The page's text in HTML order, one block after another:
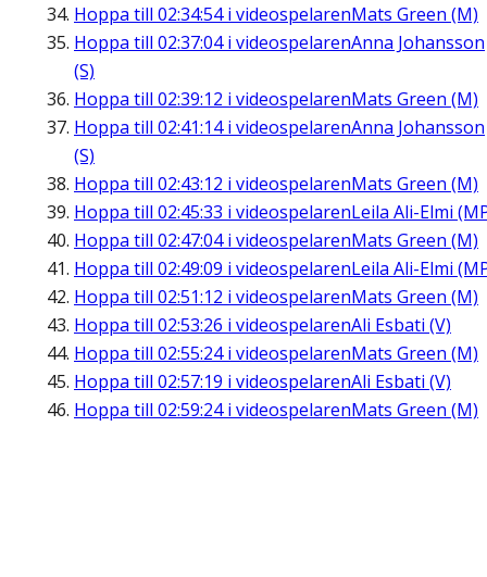
Hoppa till 02:34:54i videospelarenMats Green (M)
Hoppa till 02:37:04i videospelarenAnna Johansson
(S)
Hoppa till 02:39:12 i videospelarenMats Green (M)
Hoppa till 02:41:14i videospelarenAnna Johansson
(S)
Hoppa till 02:43:12 i videospelarenMats Green (M)
Hoppa till 02:45:33 i videospelarenLeila Ali-Elmi
Hoppa till 02:47:04i videospelarenMats Green (M)
Hoppa till 02:49:09 i videospelarenLeila Ali-Elmi
Hoppa till 02:51:12 i videospelarenMats Green (M)
Hoppa till 02:53:26 i videospelarenAli Esbati (V)
Hoppa till 02:55:24i videospelarenMats Green (M)
Hoppa till 02:57:19 i videospelarenAli Esbati (V)
Hoppa till 02:59:24i videospelarenMats Green (M)